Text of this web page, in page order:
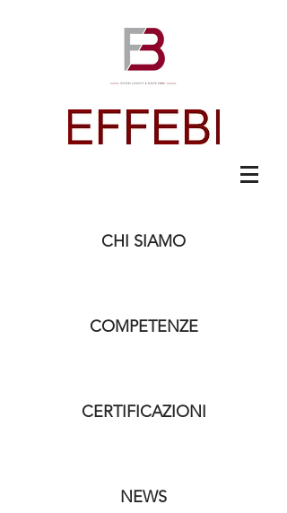
CHI SIAMO
COMPETENZE
CERTIFICAZIONI
NEWS